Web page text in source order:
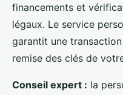
financements et
légaux. Le service
garantit une
remise des clés de
Conseil expert : la